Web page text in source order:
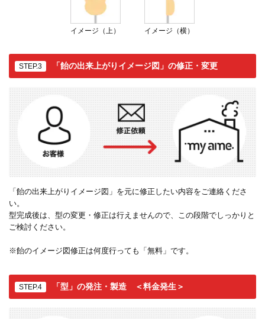
イメージ（上） イメージ（横）
STEP.3 「飴の出来上がりイメージ図」の修正・変更
「飴の出来上がりイメージ図」を元に修正したい内容をご連絡くださ
い。
型完成後は、型の変更・修正は行えませんので、この段階でしっかりと
ご検討ください。
※飴のイメージ図修正は何度行っても「無料」です。
STEP.4 「型」の発注・製造 ＜料金発生＞